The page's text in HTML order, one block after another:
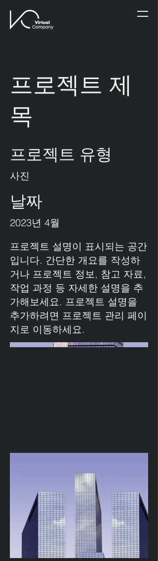
프로젝트 제
목
프로젝트 유형
사진
날짜
2023년 4월
프로젝트 설명이 표시되는 공간
입니다. 간단한 개요를 작성하
거나 프로젝트 정보, 참고 자료,
작업 과정 등 자세한 설명을 추
가해보세요. 프로젝트 설명을
추가하려면 프로젝트 관리 페이
지로 이동하세요.